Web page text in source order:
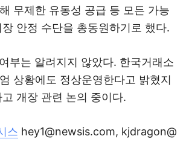
무제한 유동성 공급 등 모든 가능
장 안정 수단을 총동원하기로 했다.
부는 알려지지 않았다. 한국거래소
상황에도 정상운영한다고 밝혔지
개장 관련 논의 중이다.
스 hey1@newsis.com, kjdragon@